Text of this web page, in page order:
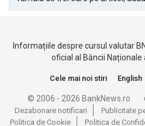
Informațiile despre cursul valutar
oficial al Băncii Naționale
Cele mai noi stiri English
© 2006 - 2026 BankNews.ro
Dezabonare notificari
Publicitate
Politica de Cookie
Politica de